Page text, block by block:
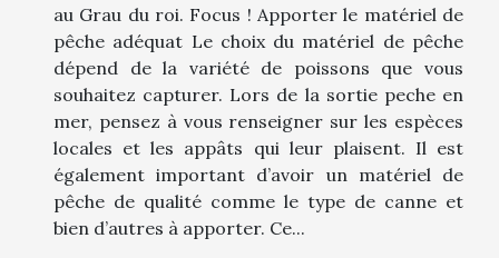
au Grau du roi. Focus ! Apporter le matériel de
pêche adéquat Le choix du matériel de pêche
dépend de la variété de poissons que vous
souhaitez capturer. Lors de la sortie peche en
mer, pensez à vous renseigner sur les espèces
locales et les appâts qui leur plaisent. Il est
également important d’avoir un matériel de
pêche de qualité comme le type de canne et
bien d’autres à apporter. Ce...